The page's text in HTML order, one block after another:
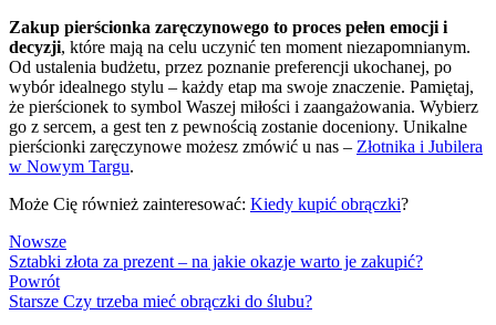
Zakup pierścionka zaręczynowego to proces pełen emocji i
decyzji, które mają na celu uczynić ten moment niezapomnianym.
Od ustalenia budżetu, przez poznanie preferencji ukochanej, po
wybór idealnego stylu – każdy etap ma swoje znaczenie. Pamiętaj,
że pierścionek to symbol Waszej miłości i zaangażowania. Wybierz
go z sercem, a gest ten z pewnością zostanie doceniony. Unikalne
pierścionki zaręczynowe możesz zmówić u nas – Złotnika i Jubilera
w Nowym Targu.
Może Cię również zainteresować: Kiedy kupić obrączki?
Nowsze
Sztabki złota za prezent – na jakie okazje warto je zakupić?
Powrót
Starsze Czy trzeba mieć obrączki do ślubu?